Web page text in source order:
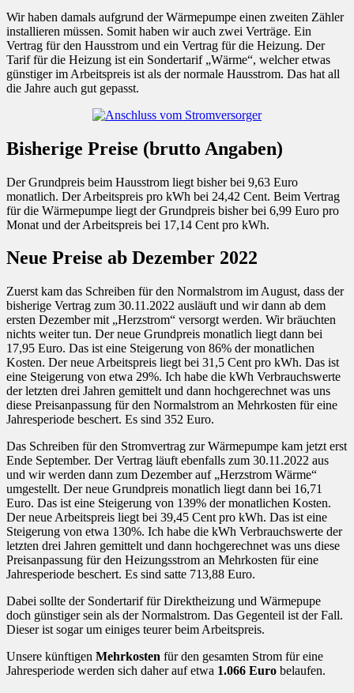
Wir haben damals aufgrund der Wärmepumpe einen zweiten Zähler
installieren müssen. Somit haben wir auch zwei Verträge. Ein
Vertrag für den Hausstrom und ein Vertrag für die Heizung. Der
Tarif für die Heizung ist ein Sondertarif „Wärme“, welcher etwas
günstiger im Arbeitspreis ist als der normale Hausstrom. Das hat all
die Jahre auch gut gepasst.
Bisherige Preise (brutto Angaben)
Der Grundpreis beim Hausstrom liegt bisher bei 9,63 Euro
monatlich. Der Arbeitspreis pro kWh bei 24,42 Cent. Beim Vertrag
für die Wärmepumpe liegt der Grundpreis bisher bei 6,99 Euro pro
Monat und der Arbeitspreis bei 17,14 Cent pro kWh.
Neue Preise ab Dezember 2022
Zuerst kam das Schreiben für den Normalstrom im August, dass der
bisherige Vertrag zum 30.11.2022 ausläuft und wir dann ab dem
ersten Dezember mit „Herzstrom“ versorgt werden. Wir bräuchten
nichts weiter tun. Der neue Grundpreis monatlich liegt dann bei
17,95 Euro. Das ist eine Steigerung von 86% der monatlichen
Kosten. Der neue Arbeitspreis liegt bei 31,5 Cent pro kWh. Das ist
eine Steigerung von etwa 29%. Ich habe die kWh Verbrauchswerte
der letzten drei Jahren gemittelt und dann hochgerechnet was uns
diese Preisanpassung für den Normalstrom an Mehrkosten für eine
Jahresperiode beschert. Es sind 352 Euro.
Das Schreiben für den Stromvertrag zur Wärmepumpe kam jetzt erst
Ende September. Der Vertrag läuft ebenfalls zum 30.11.2022 aus
und wir werden dann zum Dezember auf „Herzstrom Wärme“
umgestellt. Der neue Grundpreis monatlich liegt dann bei 16,71
Euro. Das ist eine Steigerung von 139% der monatlichen Kosten.
Der neue Arbeitspreis liegt bei 39,45 Cent pro kWh. Das ist eine
Steigerung von etwa 130%. Ich habe die kWh Verbrauchswerte der
letzten drei Jahren gemittelt und dann hochgerechnet was uns diese
Preisanpassung für den Heizungsstrom an Mehrkosten für eine
Jahresperiode beschert. Es sind satte 713,88 Euro.
Dabei sollte der Sondertarif für Direktheizung und Wärmepupe
doch günstiger sein als der Normalstrom. Das Gegenteil ist der Fall.
Dieser ist sogar um einiges teurer beim Arbeitspreis.
Unsere künftigen Mehrkosten für den gesamten Strom für eine
Jahresperiode werden sich daher auf etwa 1.066 Euro belaufen.